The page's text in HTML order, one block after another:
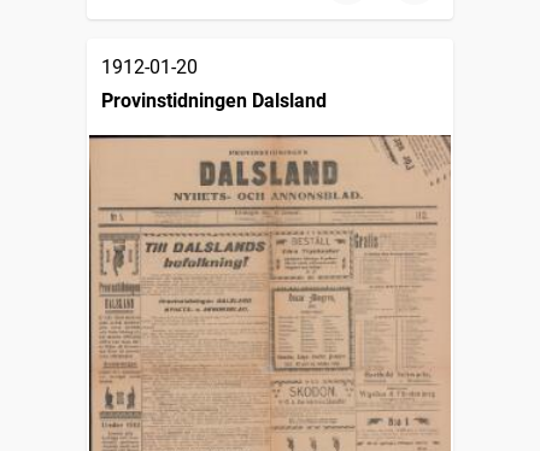
1912-01-20
Provinstidningen Dalsland